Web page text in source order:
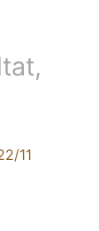
11